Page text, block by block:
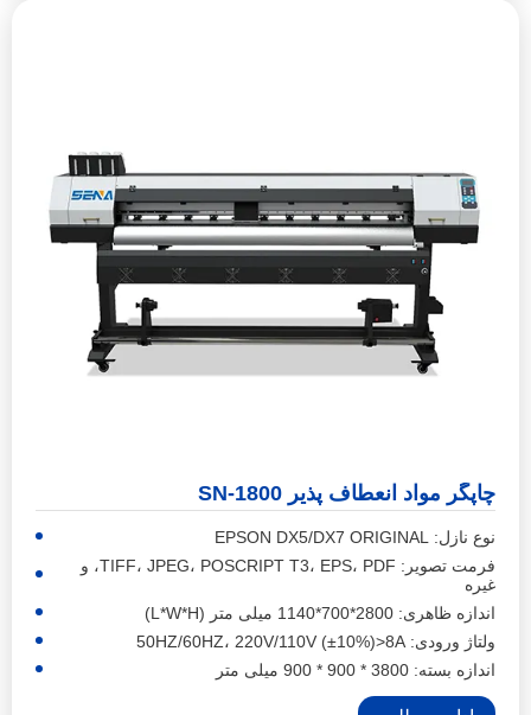
چاپگر مواد انعطاف پذیر SN-1800
نوع نازل: EPSON DX5/DX7 ORIGINAL
فرمت تصویر: TIFF، JPEG، POSCRIPT T3، EPS، PDF، و
غیره
اندازه ظاهری: 2800*700*1140 میلی متر (L*W*H)
ولتاژ ورودی: 50HZ/60HZ، 220V/110V (±10%)>8A
اندازه بسته: 3800 * 900 * 900 میلی متر